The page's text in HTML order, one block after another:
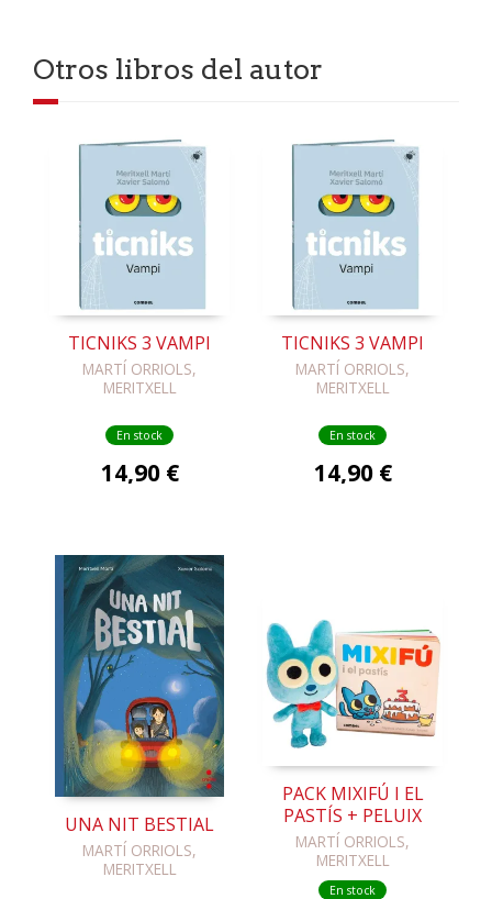
Otros libros del autor
TICNIKS 3 VAMPI
MARTÍ ORRIOLS,
MERITXELL
En stock
14,90 €
TICNIKS 3 VAMPI
MARTÍ ORRIOLS,
MERITXELL
En stock
14,90 €
UNA NIT BESTIAL
MARTÍ ORRIOLS,
MERITXELL
PACK MIXIFÚ I EL
PASTÍS + PELUIX
MARTÍ ORRIOLS,
MERITXELL
En stock